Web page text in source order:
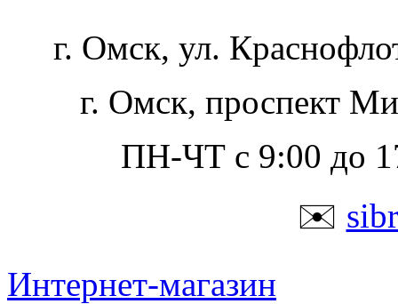
г. Омск, ул.
г. Омск, проспект
ПН-ЧТ с 9:00 до
✉️
Интернет-магазин